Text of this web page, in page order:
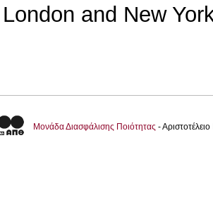
and New
Μονάδα Διασφάλισης Ποιότητας -